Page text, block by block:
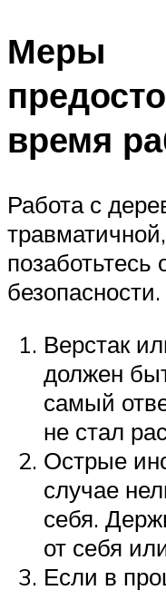
Меры
время
Работа с
позаботьтесь
безопасности.
Верстак
должен
самый
не стал
Острые
случае
себя.
от себя
Если в